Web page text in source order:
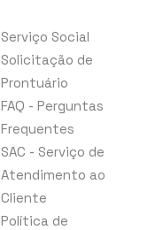
Serviço Social
Solicitação de
Prontuário
FAQ - Perguntas
Frequentes
SAC - Serviço de
Atendimento ao
Cliente
Política de